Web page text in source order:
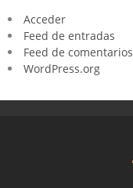
Acceder
Feed de entradas
Feed de comentarios
WordPress.org